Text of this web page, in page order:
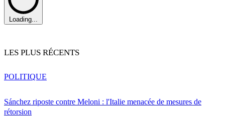
Loading...
LES PLUS RÉCENTS
Sánchez riposte contre Meloni : l'Italie menacée de mesures de
rétorsion
POLITIQUE